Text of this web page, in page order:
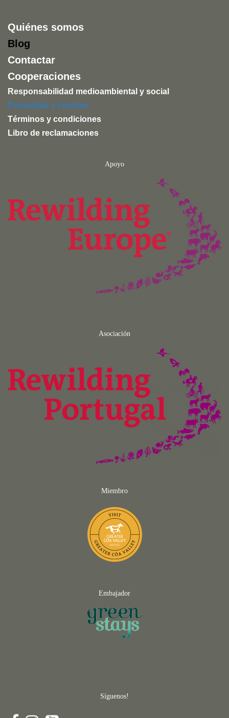
Quiénes somos
Blog
Contactar
Cooperaciones
Responsabilidad medioambiental y social
Privacidad y cookies
Términos y condiciones
Libro de reclamaciones
Apoyo
Asociación
Miembro
Embajador
Síguenos!